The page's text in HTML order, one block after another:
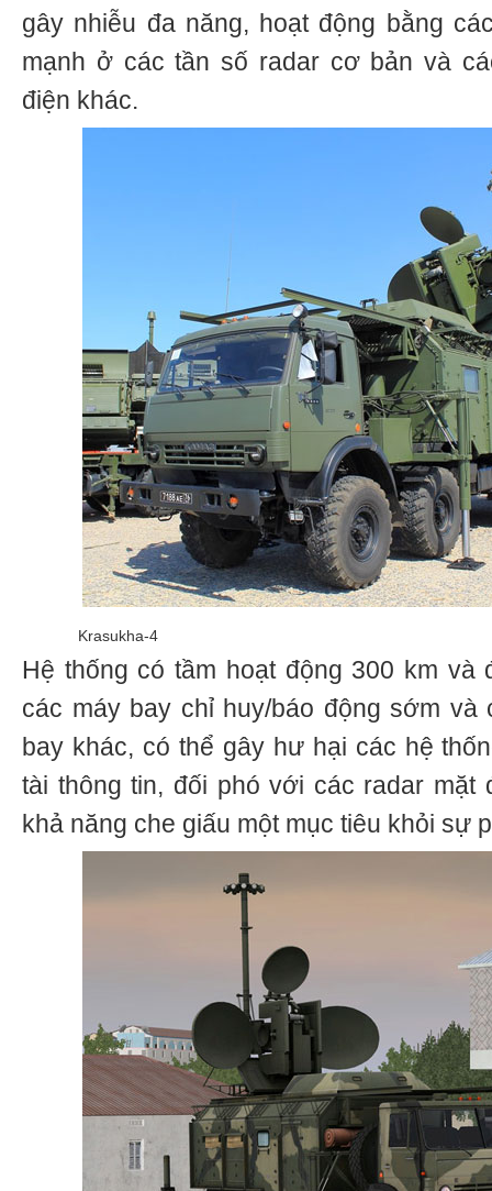
gây nhiễu đa năng, hoạt động bằng
mạnh ở các tần số radar cơ bản và
điện khác.
Krasukha-4
Hệ thống có tầm hoạt động 300 km và
các máy bay chỉ huy/báo động sớm và
bay khác, có thể gây hư hại các hệ
tài thông tin, đối phó với các radar mặt
khả năng che giấu một mục tiêu khỏi sự